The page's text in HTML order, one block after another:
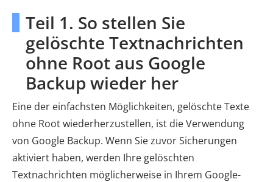
Teil 1. So stellen Sie
gelöschte Textnachrichten
ohne Root aus Google
Backup wieder her
Eine der einfachsten Möglichkeiten, gelöschte Texte
ohne Root wiederherzustellen, ist die Verwendung
von Google Backup. Wenn Sie zuvor Sicherungen
aktiviert haben, werden Ihre gelöschten
Textnachrichten möglicherweise in Ihrem Google-